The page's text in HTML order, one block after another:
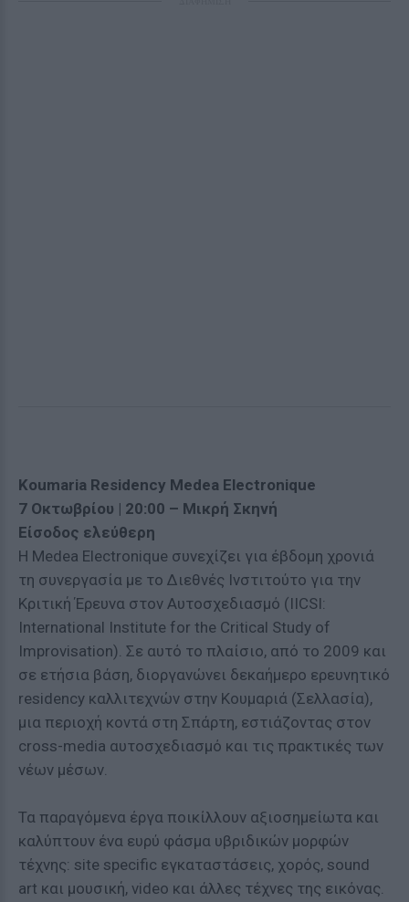
Koumaria Residency Medea Electronique
7 Οκτωβρίου | 20:00 – Μικρή Σκηνή
Είσοδος ελεύθερη
Η Medea Electronique συνεχίζει για έβδομη χρονιά
τη συνεργασία με το Διεθνές Ινστιτούτο για την
Κριτική Έρευνα στον Αυτοσχεδιασμό (IICSI:
International Institute for the Critical Study of
Improvisation). Σε αυτό το πλαίσιο, από το 2009 και
σε ετήσια βάση, διοργανώνει δεκαήμερο ερευνητικό
residency καλλιτεχνών στην Κουμαριά (Σελλασία),
μια περιοχή κοντά στη Σπάρτη, εστιάζοντας στον
cross-media αυτοσχεδιασμό και τις πρακτικές των
νέων μέσων.
Τα παραγόμενα έργα ποικίλλουν αξιοσημείωτα και
καλύπτουν ένα ευρύ φάσμα υβριδικών μορφών
τέχνης: site specific εγκαταστάσεις, χορός, sound
art και μουσική, video και άλλες τέχνες της εικόνας.